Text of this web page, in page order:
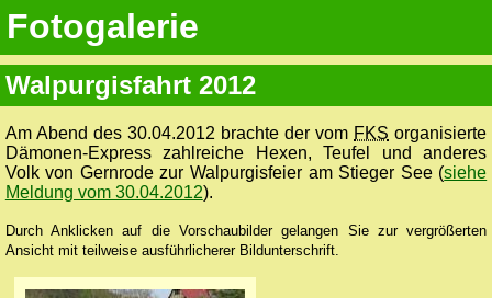
Fotogalerie
Walpurgisfahrt 2012
Am Abend des 30.04.2012 brachte der vom FKS organisierte
Dämonen-Express zahlreiche Hexen, Teufel und anderes
Volk von Gernrode zur Walpurgisfeier am Stieger See (siehe
Meldung vom 30.04.2012).
Durch Anklicken auf die Vorschaubilder gelangen Sie zur vergrößerten
Ansicht mit teilweise ausführlicherer Bildunterschrift.